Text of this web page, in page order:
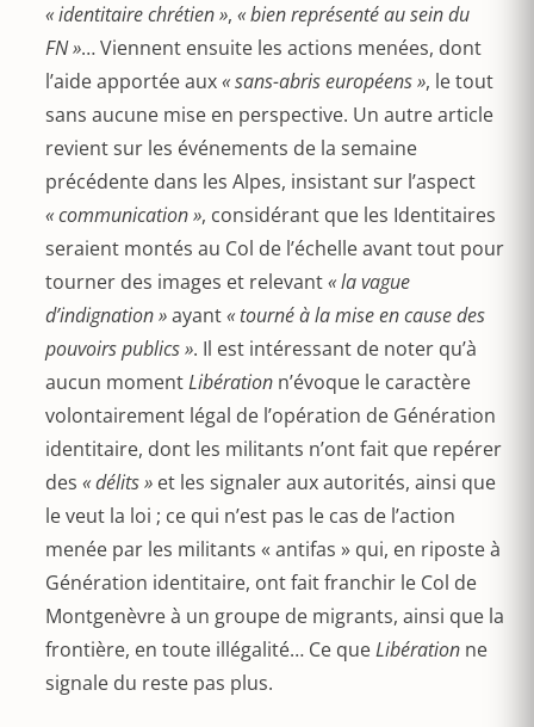
« identitaire chrétien », « bien représenté au sein du
FN »… Viennent ensuite les actions menées, dont
l’aide apportée aux« sans-abris européens », le tout
sans aucune mise en perspective. Un autre article
revient sur les événements de la semaine
précédente dans les Alpes, insistant sur l’aspect
« communication », considérant que les Identitaires
seraient montés au Col de l’échelle avant tout pour
tourner des images et relevant« la vague
d’indignation »ayant« tourné à la mise en cause des
pouvoirs publics ». Il est intéressant de noter qu’à
aucun momentLibération n’évoque le caractère
volontairement légal de l’opération de Génération
identitaire, dont les militants n’ont fait que repérer
des « délits » et les signaler aux autorités, ainsi que
le veut la loi ; ce qui n’est pas le cas de l’action
menée par les militants « antifas » qui, en riposte à
Génération identitaire, ont fait franchir le Col de
Montgenèvre à un groupe de migrants, ainsi que la
frontière, en toute illégalité… Ce queLibération ne
signale du reste pas plus.